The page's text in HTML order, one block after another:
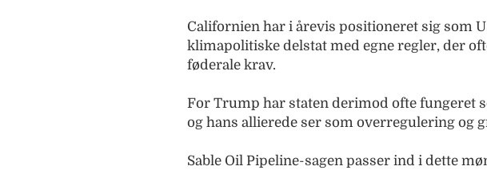
Californien har i årevis positioneret sig som
klimapolitiske delstat med egne regler, der
føderale krav.
For Trump har staten derimod ofte fungeret
og hans allierede ser som overregulering og
Sable Oil Pipeline-sagen passer ind i dette